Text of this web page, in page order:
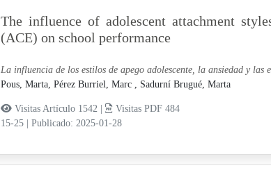
The influence of adolescent attachment
(ACE) on school performance
La influencia de los estilos de apego adolescente, la ansiedad y
Pous, Marta, Pérez Burriel, Marc , Sadurní Brugué, Marta
Visitas Artículo 1542 |
Visitas PDF 484
15-25
Publicado: 2025-01-28